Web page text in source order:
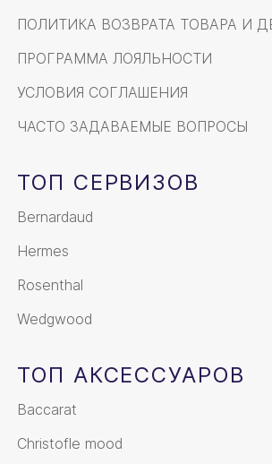
ПОЛИТИКА ВОЗВРАТА ТОВАРА И
ПРОГРАММА ЛОЯЛЬНОСТИ
УСЛОВИЯ СОГЛАШЕНИЯ
ЧАСТО ЗАДАВАЕМЫЕ ВОПРОСЫ
ТОП СЕРВИЗОВ
Bernardaud
Hermes
Rosenthal
Wedgwood
ТОП АКСЕССУАРОВ
Baccarat
Christofle mood